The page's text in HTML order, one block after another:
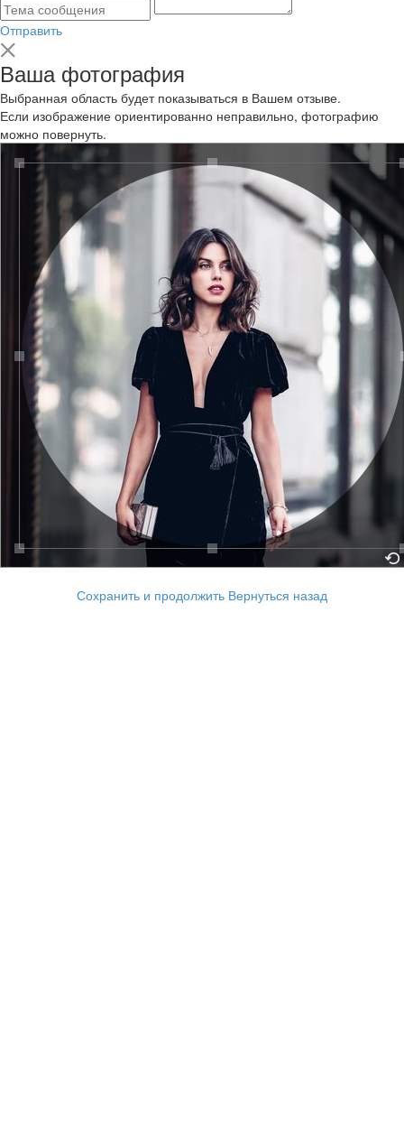
Отправить
Ваша фотография
Выбранная область будет показываться в Вашем отзыве.
Если изображение ориентированно неправильно, фотографию
можно повернуть.
Сохранить и продолжить Вернуться назад